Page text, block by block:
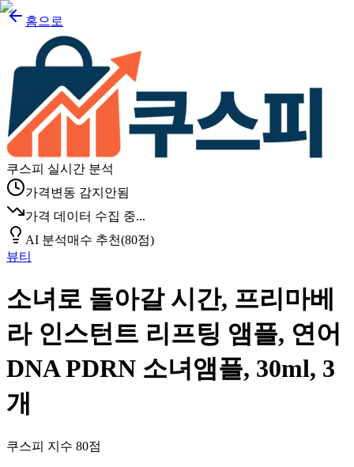
홈으로
쿠스피 실시간 분석
가격변동 감지안됨
가격 데이터 수집 중...
AI 분석매수 추천(80점)
뷰티
소녀로 돌아갈 시간, 프리마베
라 인스턴트 리프팅 앰플, 연어
DNA PDRN 소녀앰플, 30ml, 3
개
쿠스피 지수 80점